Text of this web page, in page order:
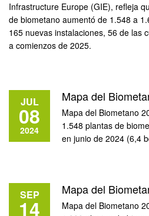
Infrastructure Europe (GIE), refleja
de biometano aumentó de 1.548 a
165 nuevas instalaciones, 56 de las
a comienzos de 2025.
JUL
08
2024
Mapa del
Mapa del Biometano
1.548 plantas de
en junio de 2024 (6,4
SEP
14
Mapa del
Mapa del Biometano